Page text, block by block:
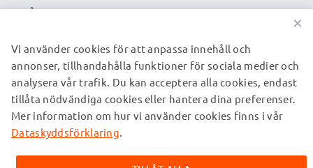
VÅRA BETALNINGSALTERNATIV
VÅRA FRAKTPARTNERS
© subtel.se 2026
Alla priser är inklusive moms och exklusive fraktkostnader.
varumärken tillhörande deras ägare och anges på våra
×
Vi använder cookies för att anpassa innehåll och
annonser, tillhandahålla funktioner för sociala medier och
analysera vår trafik. Du kan acceptera alla cookies, endast
tillåta nödvändiga cookies eller hantera dina preferenser.
Mer information om hur vi använder cookies finns i vår
Dataskyddsförklaring.